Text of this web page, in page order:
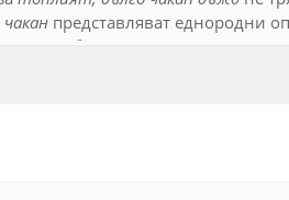
чакан представляват еднородни
безсъюзно